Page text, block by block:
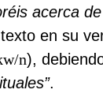
acerca
en su
n),
.